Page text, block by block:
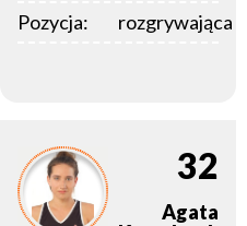
Pozycja: rozgrywająca
32
Agata